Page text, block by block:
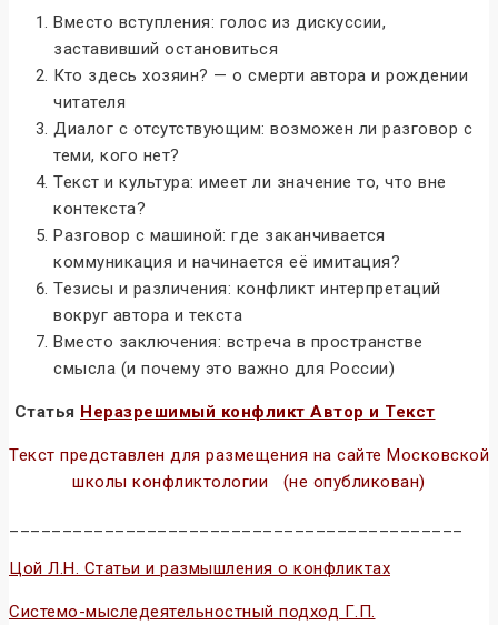
Вместо вступления: голос из дискуссии,
заставивший остановиться
Кто здесь хозяин? — о смерти автора и рождении
читателя
Диалог с отсутствующим: возможен ли разговор с
теми, кого нет?
Текст и культура: имеет ли значение то, что вне
контекста?
Разговор с машиной: где заканчивается
коммуникация и начинается её имитация?
Тезисы и различения: конфликт интерпретаций
вокруг автора и текста
Вместо заключения: встреча в пространстве
смысла (и почему это важно для России)
Статья Неразрешимый конфликт Автор и Текст
Текст представлен для размещения на сайте Московской
школы конфликтологии (не опубликован)
Цой Л.Н. Статьи и размышления о конфликтах
Системо-мыследеятельностный подход Г.П.